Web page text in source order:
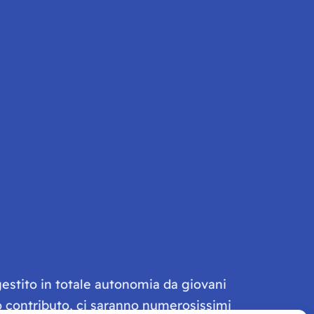
in totale autonomia da giovani
ci saranno numerosissimi